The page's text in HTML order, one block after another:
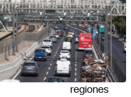
su
uso
"sostenible"
en
varias
regiones